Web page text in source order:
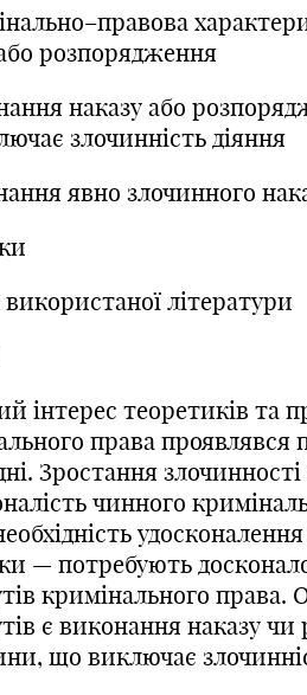
розпорядження
наказу або
злочинність діяння
явно злочинного
літератури
інтерес теоретиків та
права проявлявся
Зростання
чинного
— потребують
кримінального права.
є виконання наказу
що виключає